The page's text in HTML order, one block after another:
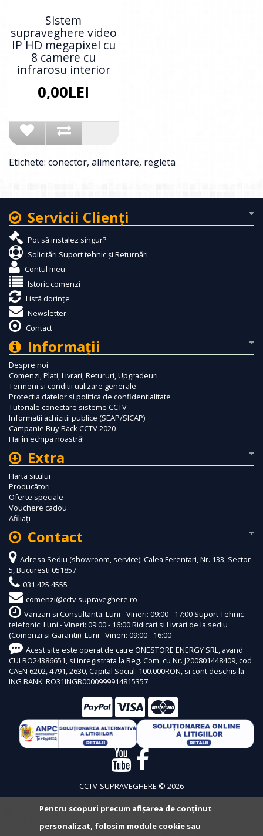
Sistem
supraveghere video
IP HD megapixel cu
8 camere cu
infrarosu interior
0,00LEI
Etichete: conector, alimentare, regleta
Servicii Clienţi
Pot să instalez singur?
Solicitări Suport tehnic și Returnări
Contul meu
Istoric comenzi
Listă dorințe
Newsletter
Contact
Informaţii
Despre noi
Comenzi, Plati, Livrari, Retururi, Upgradeuri
Termeni si conditii utilizare generale
Protectia datelor si politica de confidentialitate
Tutoriale conectare sisteme CCTV
Informatii achizitii publice (SEAP/SICAP)
Campanie Buy-Back CCTV 2020
Hai în echipa noastră!
Extra
Harta sitului
Producători
Oferte speciale
Vouchere cadou
Afiliaţi
Contact
Adresa Sediu (showroom, service): Calea Ferentari, Nr. 133, Sector
5, Bucuresti 051857
031.425.4555
comenzi@cctv-supraveghere.ro
Vanzari si Consultanta: Luni - Vineri: 09:00 - 17:00 Suport Tehnic
telefonic: Luni - Vineri: 09:00 - 16:00 Ridicari si Livrari de la sediu
(Comenzi si Garantii): Luni - Vineri: 09:00 - 16:00
Acest site este operat de catre ONESTORE ENERGY SRL, avand
CUI RO24386651, si inregistrata la Reg. Com. cu Nr. J200801448409, cod
CAEN 6202, 4791, 2630, Capital Social: 100.000RON, si cont deschis la
ING BANK: RO31INGB0000999914815357
CCTV-SUPRAVEGHERE © 2026
Pentru scopuri precum afișarea de conținut
personalizat, folosim module cookie sau